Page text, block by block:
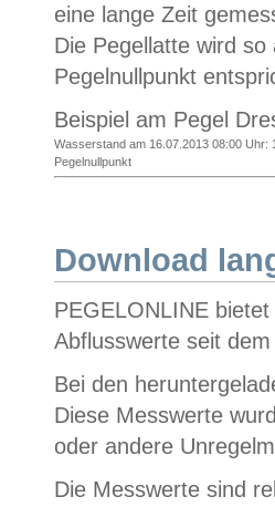
eine lange Zeit
Die Pegellatte wird
Pegelnullpunkt
Beispiel am Pegel
Wasserstand am 16.07.2013 08:00 Uhr:
Pegelnullpunkt
Download
PEGELONLINE
Abflusswerte seit
Bei den
Diese Messwerte
oder andere
Die Messwerte sind